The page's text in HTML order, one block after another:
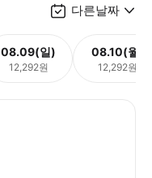
다른날짜
08.09(일)
12,292원
08.10(월)
12,292원